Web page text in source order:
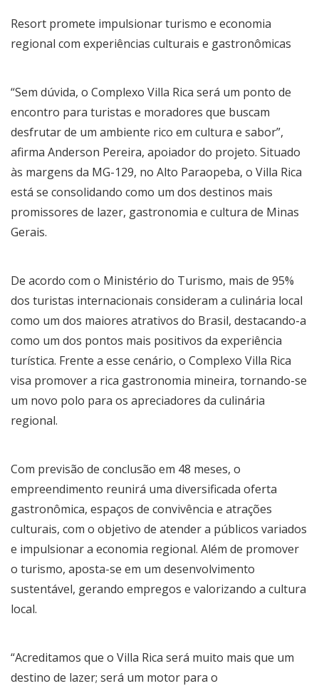
Resort promete impulsionar turismo e economia
regional com experiências culturais e gastronômicas
“Sem dúvida, o Complexo Villa Rica será um ponto de
encontro para turistas e moradores que buscam
desfrutar de um ambiente rico em cultura e sabor”,
afirma Anderson Pereira, apoiador do projeto. Situado
às margens da MG-129, no Alto Paraopeba, o Villa Rica
está se consolidando como um dos destinos mais
promissores de lazer, gastronomia e cultura de Minas
Gerais.
De acordo com o Ministério do Turismo, mais de 95%
dos turistas internacionais consideram a culinária local
como um dos maiores atrativos do Brasil, destacando-a
como um dos pontos mais positivos da experiência
turística. Frente a esse cenário, o Complexo Villa Rica
visa promover a rica gastronomia mineira, tornando-se
um novo polo para os apreciadores da culinária
regional.
Com previsão de conclusão em 48 meses, o
empreendimento reunirá uma diversificada oferta
gastronômica, espaços de convivência e atrações
culturais, com o objetivo de atender a públicos variados
e impulsionar a economia regional. Além de promover
o turismo, aposta-se em um desenvolvimento
sustentável, gerando empregos e valorizando a cultura
local.
“Acreditamos que o Villa Rica será muito mais que um
destino de lazer; será um motor para o